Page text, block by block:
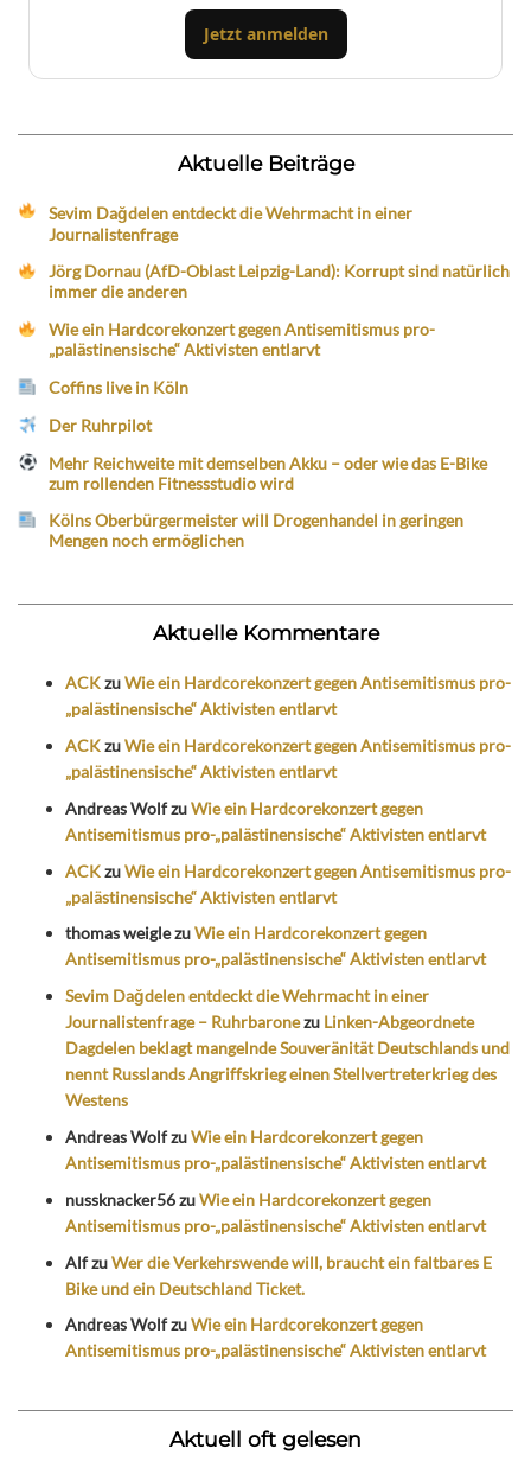
Jetzt anmelden
Aktuelle Beiträge
Sevim Dağdelen entdeckt die Wehrmacht in einer
Journalistenfrage
Jörg Dornau (AfD-Oblast Leipzig-Land): Korrupt sind natürlich
immer die anderen
Wie ein Hardcorekonzert gegen Antisemitismus pro-
„palästinensische“ Aktivisten entlarvt
Coffins live in Köln
Der Ruhrpilot
Mehr Reichweite mit demselben Akku – oder wie das E-Bike
zum rollenden Fitnessstudio wird
Kölns Oberbürgermeister will Drogenhandel in geringen
Mengen noch ermöglichen
Aktuelle Kommentare
ACKzuWie ein Hardcorekonzert gegen Antisemitismus pro-
„palästinensische“ Aktivisten entlarvt
ACKzuWie ein Hardcorekonzert gegen Antisemitismus pro-
„palästinensische“ Aktivisten entlarvt
Andreas WolfzuWie ein Hardcorekonzert gegen
Antisemitismus pro-„palästinensische“ Aktivisten entlarvt
ACKzuWie ein Hardcorekonzert gegen Antisemitismus pro-
„palästinensische“ Aktivisten entlarvt
thomas weiglezuWie ein Hardcorekonzert gegen
Antisemitismus pro-„palästinensische“ Aktivisten entlarvt
Sevim Dağdelen entdeckt die Wehrmacht in einer
Journalistenfrage – Ruhrbaronezu Linken-Abgeordnete
Dagdelen beklagt mangelnde Souveränität Deutschlands und
nennt Russlands Angriffskrieg einen Stellvertreterkrieg des
Westens
Andreas WolfzuWie ein Hardcorekonzert gegen
Antisemitismus pro-„palästinensische“ Aktivisten entlarvt
nussknacker56zuWie ein Hardcorekonzert gegen
Antisemitismus pro-„palästinensische“ Aktivisten entlarvt
AlfzuWer die Verkehrswende will, braucht ein faltbares E
Bike und ein Deutschland Ticket.
Andreas WolfzuWie ein Hardcorekonzert gegen
Antisemitismus pro-„palästinensische“ Aktivisten entlarvt
Aktuell oft gelesen